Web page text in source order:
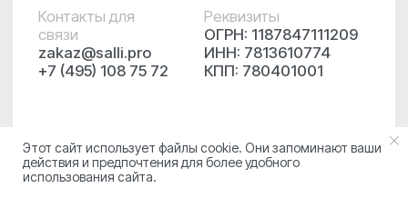
Этот сайт использует файлы cookie. Они запоминают ваши
действия и предпочтения для более удобного
использования сайта.